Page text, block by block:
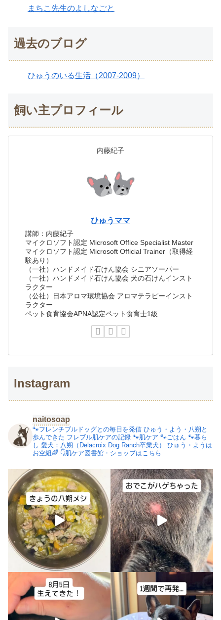
まちこ先生のよしなごと
過去のブログ
ひゅうのいる生活（2007-2009）
飼い主プロフィール
内藤紀子
ひゅうママ
講師：内藤紀子
マイクロソフト認定 Microsoft Office Specialist Master
マイクロソフト認定 Microsoft Official Trainer（取得経
験あり）
（一社）ハンドメイド石けん協会 シニアソーパー
（一社）ハンドメイド石けん協会 犬の石けんインスト
ラクター
（公社）日本アロマ環境協会 アロマテラピーインスト
ラクター
ペット食育協会APNA認定ペット食育士1級
Instagram
naitosoap
🐾フレンチブルドッグとの毎日を発信 ひゅう・よう・八朔と
歩んできた フレブル肌ケアの記録 🐾肌ケア 🐾ごはん 🐾暮ら
し 愛犬：八朔（Delacroix Dog Ranch卒業犬）
ひゅう・ようは
お空組🌈 👇肌ケア図書館・ショップはこちら